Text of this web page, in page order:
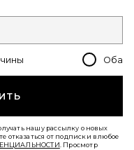
Regions
ЛУЧШЕ!
Вперед!
Оба
нашу рассылку о новых
отказаться от подписки в любое
. Просмотр